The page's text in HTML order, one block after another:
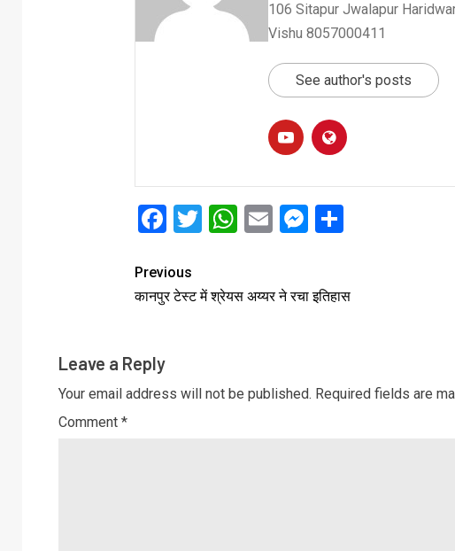
106 Sitapur Jwalapur
Vishu 8057000411
See author's posts
Facebook
Twitter
WhatsApp
EmailMessenger
Share
Previous
कानपुर टेस्ट में श्रेयस अय्यर ने रचा इतिहास
Leave a Reply
Your email address will not be published. Required fields are
Comment *